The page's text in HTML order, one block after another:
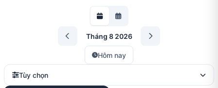
Tháng 8 2026
Hôm nay
Tùy chọn